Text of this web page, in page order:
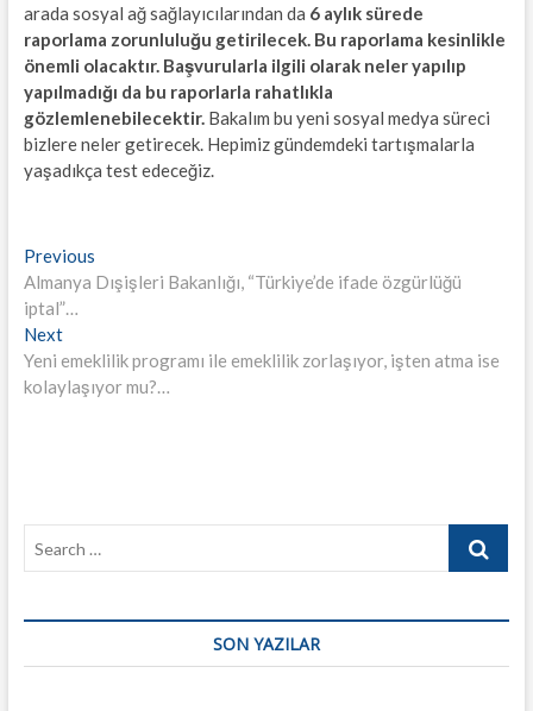
arada sosyal ağ sağlayıcılarından da 6 aylık sürede
raporlama zorunluluğu getirilecek. Bu raporlama kesinlikle
önemli olacaktır. Başvurularla ilgili olarak neler yapılıp
yapılmadığı da bu raporlarla rahatlıkla
gözlemlenebilecektir. Bakalım bu yeni sosyal medya süreci
bizlere neler getirecek. Hepimiz gündemdeki tartışmalarla
yaşadıkça test edeceğiz.
Yazı
gezinmesi
PreviousPrevious
post:
Almanya Dışişleri Bakanlığı, “Türkiye’de ifade özgürlüğü
iptal”…
NextNext
post:
Yeni emeklilik programı ile emeklilik zorlaşıyor, işten atma ise
kolaylaşıyor mu?…
Search
SON YAZILAR